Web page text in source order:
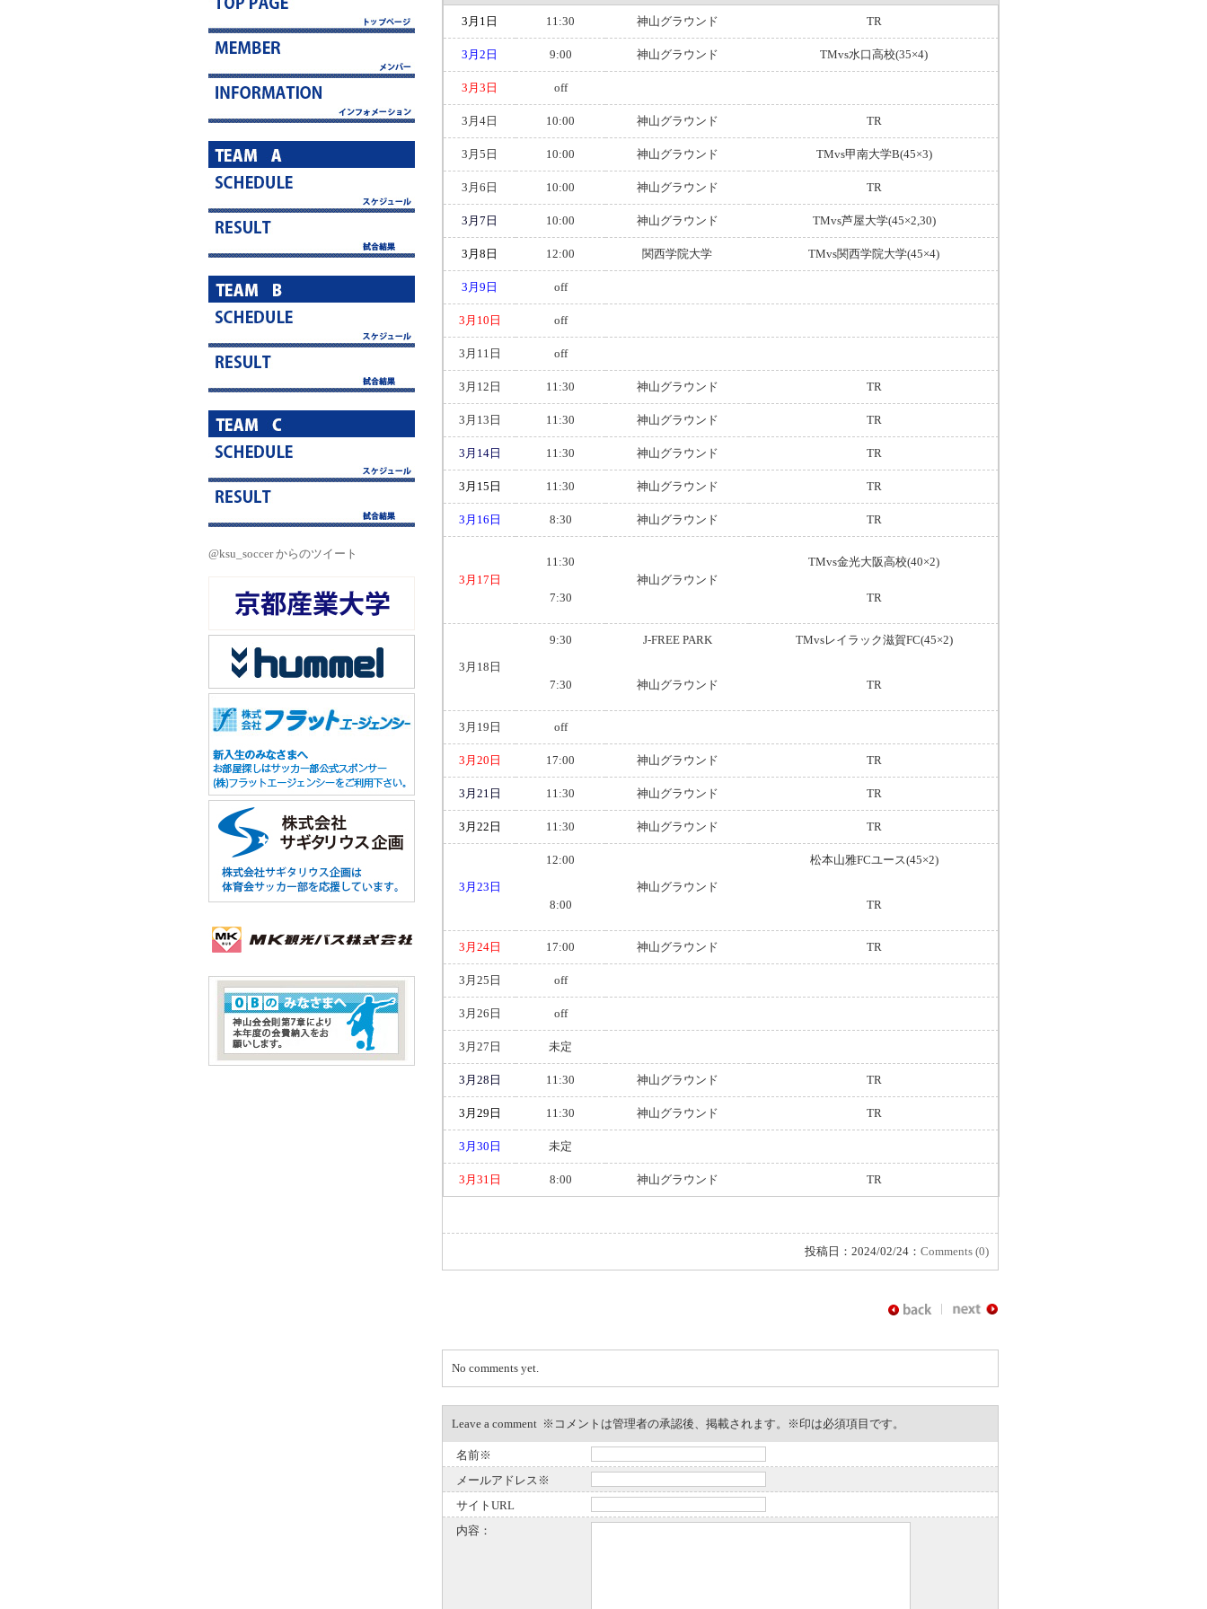
@ksu_soccer からのツイート
3月1日 11:30 神山グラウンド TR
3月2日 9:00 神山グラウンド TMvs水口高校(35×4)
3月3日 off
3月4日 10:00 神山グラウンド TR
3月5日 10:00 神山グラウンド TMvs甲南大学B(45×3)
3月6日 10:00 神山グラウンド TR
3月7日 10:00 神山グラウンド TMvs芦屋大学(45×2,30)
3月8日 12:00 関西学院大学 TMvs関西学院大学(45×4)
3月9日 off
3月10日 off
3月11日 off
3月12日 11:30 神山グラウンド TR
3月13日 11:30 神山グラウンド TR
3月14日 11:30 神山グラウンド TR
3月15日 11:30 神山グラウンド TR
3月16日 8:30 神山グラウンド TR
3月17日
11:30
7:30
神山グラウンド
TMvs金光大阪高校(40×2)
TR
3月18日
9:30
7:30
J-FREE PARK
神山グラウンド
TMvsレイラック滋賀FC(45×2)
TR
3月19日 off
3月20日 17:00 神山グラウンド TR
3月21日 11:30 神山グラウンド TR
3月22日 11:30 神山グラウンド TR
3月23日
12:00
8:00
神山グラウンド
松本山雅FCユース(45×2)
TR
3月24日 17:00 神山グラウンド TR
3月25日 off
3月26日 off
3月27日 未定
3月28日 11:30 神山グラウンド TR
3月29日 11:30 神山グラウンド TR
3月30日 未定
3月31日 8:00 神山グラウンド TR
投稿日：2024/02/24： Comments (0)
No comments yet.
Leave a comment ※コメントは管理者の承認後、掲載されます。※印は必須項目です。
名前※
メールアドレス※
サイトURL
内容：